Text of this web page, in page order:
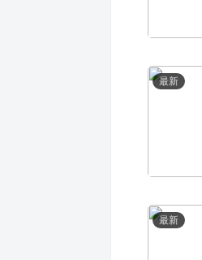
最新
最新